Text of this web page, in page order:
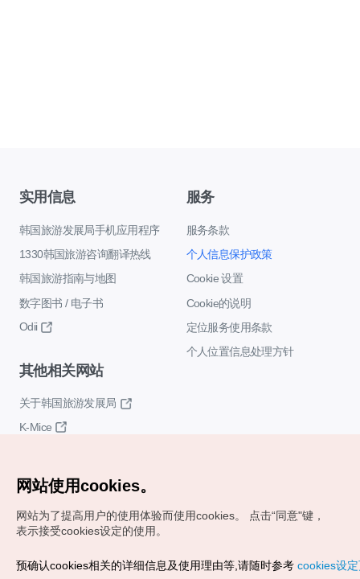
实用信息
韩国旅游发展局手机应用程序
1330韩国旅游咨询翻译热线
韩国旅游指南与地图
数字图书 / 电子书
Odii
服务
服务条款
个人信息保护政策
Cookie 设置
Cookie的说明
定位服务使用条款
个人位置信息处理方针
其他相关网站
关于韩国旅游发展局
K-Mice
Copyrights (c) 韩国旅游发展局版权所有
网站使用cookies。
网站为了提高用户的使用体验而使用cookies。
点击“同意"键，
表示接受cookies设定的使用。
预确认cookies相关的详细信息及使用理由等,请随时参考 cookies设